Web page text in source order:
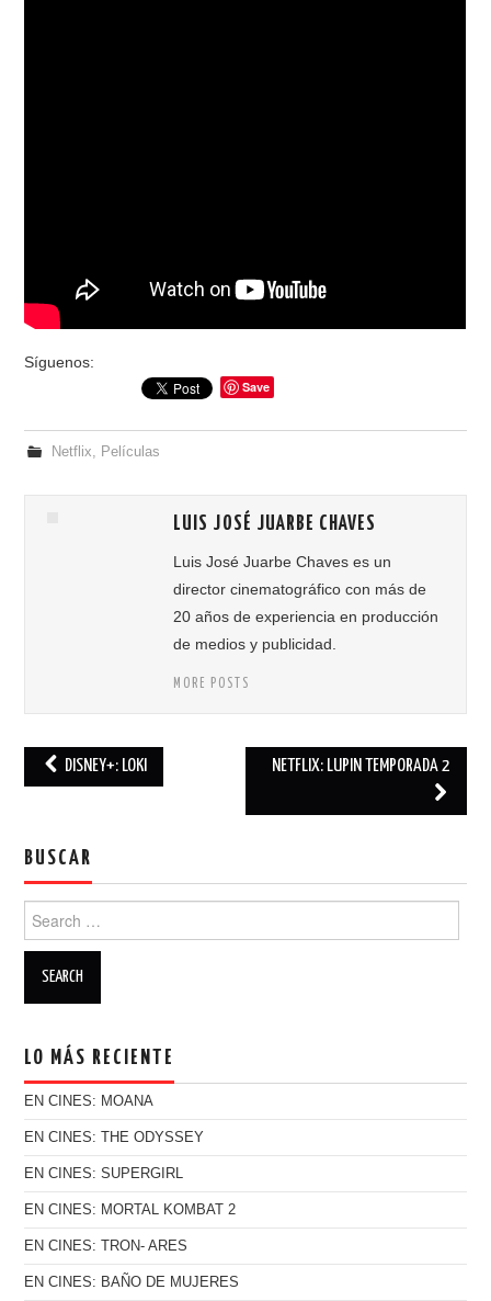
Síguenos:
Save
Netflix, Películas
LUIS JOSÉ JUARBE CHAVES
Luis José Juarbe Chaves es un
director cinematográfico con más de
20 años de experiencia en producción
de medios y publicidad.
MORE POSTS
DISNEY+: LOKI NETFLIX: LUPIN TEMPORADA 2
BUSCAR
Search for:
LO MÁS RECIENTE
EN CINES: MOANA
EN CINES: THE ODYSSEY
EN CINES: SUPERGIRL
EN CINES: MORTAL KOMBAT 2
EN CINES: TRON- ARES
EN CINES: BAÑO DE MUJERES